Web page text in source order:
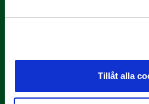
Tillåt alla
Lagerlöf tar över i